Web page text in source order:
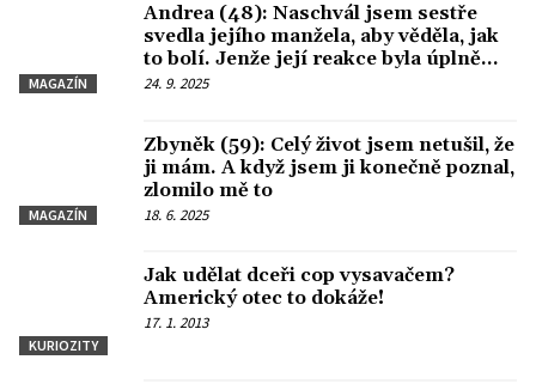
MAGAZÍN
Andrea (48): Naschvál jsem sestře
svedla jejího manžela, aby věděla, jak
to bolí. Jenže její reakce byla úplně
jiná, než jsem čekala
24. 9. 2025
MAGAZÍN
Zbyněk (59): Celý život jsem netušil, že
ji mám. A když jsem ji konečně poznal,
zlomilo mě to
18. 6. 2025
KURIOZITY
Jak udělat dceři cop vysavačem?
Americký otec to dokáže!
17. 1. 2013